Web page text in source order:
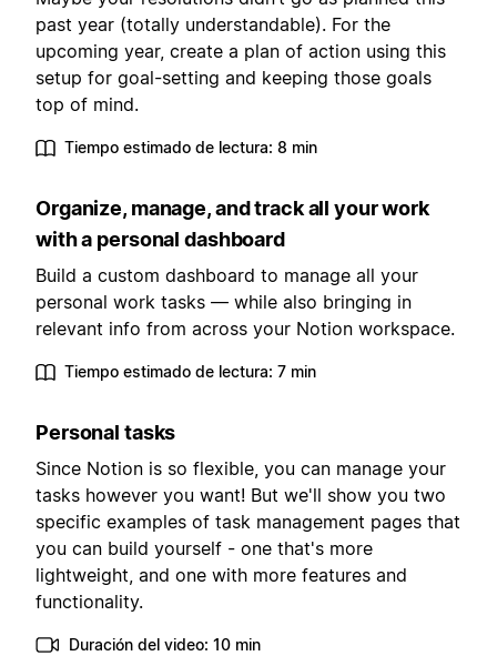
past year (totally understandable). For the
upcoming year, create a plan of action using this
setup for goal-setting and keeping those goals
top of mind.
Tiempo estimado de lectura: 8 min
Organize, manage, and track all your work
with a personal dashboard
Build a custom dashboard to manage all your
personal work tasks — while also bringing in
relevant info from across your Notion workspace.
Tiempo estimado de lectura: 7 min
Personal tasks
Since Notion is so flexible, you can manage your
tasks however you want! But we'll show you two
specific examples of task management pages that
you can build yourself - one that's more
lightweight, and one with more features and
functionality.
Duración del video: 10 min